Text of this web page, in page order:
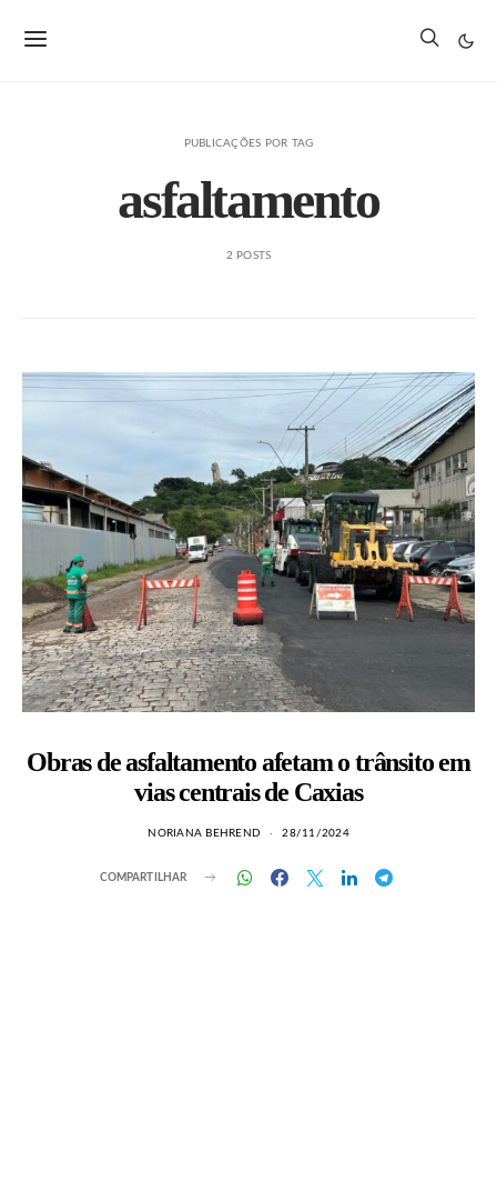
PUBLICAÇÕES POR TAG
asfaltamento
2 POSTS
Obras de asfaltamento afetam o trânsito em
vias centrais de Caxias
NORIANA BEHREND 28/11/2024
COMPARTILHAR